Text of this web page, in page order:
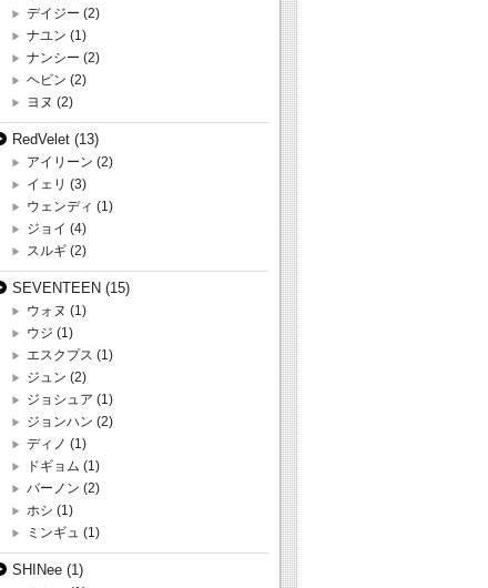
デイジー (2)
ナユン (1)
ナンシー (2)
ヘビン (2)
ヨヌ (2)
RedVelet (13)
アイリーン (2)
イェリ (3)
ウェンディ (1)
ジョイ (4)
スルギ (2)
SEVENTEEN (15)
ウォヌ (1)
ウジ (1)
エスクプス (1)
ジュン (2)
ジョシュア (1)
ジョンハン (2)
ディノ (1)
ドギョム (1)
バーノン (2)
ホシ (1)
ミンギュ (1)
SHINee (1)